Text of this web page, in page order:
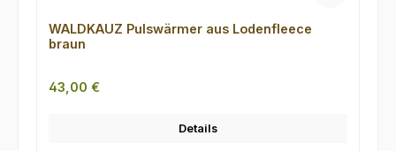
WALDKAUZ Pulswärmer aus Lodenfleece
braun
Regulärer Preis:
43,00 €
Details